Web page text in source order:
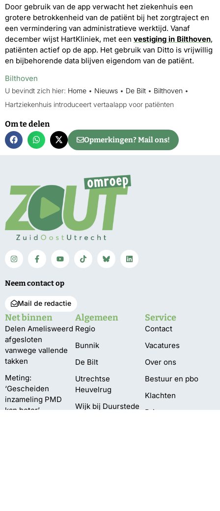
Door gebruik van de app verwacht het ziekenhuis een
grotere betrokkenheid van de patiënt bij het zorgtraject en
een vermindering van administratieve werktijd. Vanaf
december wijst HartKliniek, met een vestiging in Bilthoven,
patiënten actief op de app. Het gebruik van Ditto is vrijwillig
en bijbehorende data blijven eigendom van de patiënt.
Bilthoven
U bevindt zich hier: Home • Nieuws • De Bilt • Bilthoven •
Hartziekenhuis introduceert vertaalapp voor patiënten
Om te delen
Opmerkingen? Mail ons!
Neem contact op
Mail de redactie
Net binnen
Delen Amelisweerd
afgesloten
vanwege vallende
takken
Meting:
‘Gescheiden
inzameling PMD
kan beter’
Algemeen
Regio
Bunnik
De Bilt
Utrechtse
Heuvelrug
Wijk bij Duurstede
Service
Contact
Vacatures
Over ons
Bestuur en pbo
Klachten
Privacy